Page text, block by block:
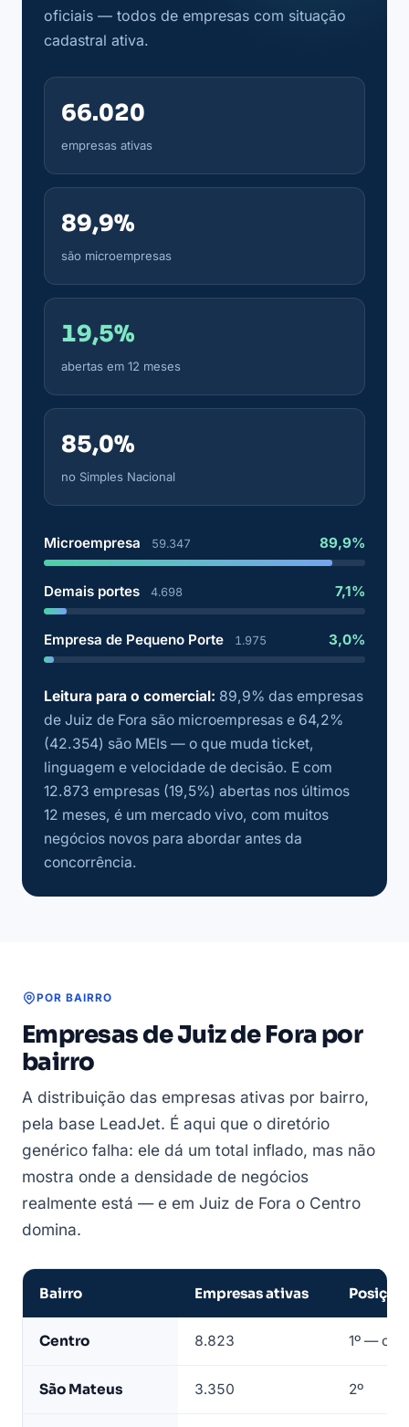
oficiais — todos de empresas com situação
cadastral ativa.
66.020
empresas ativas
89,9%
são microempresas
19,5%
abertas em 12 meses
85,0%
no Simples Nacional
Microempresa 59.347 89,9%
Demais portes 4.698 7,1%
Empresa de Pequeno Porte 1.975 3,0%
Leitura para o comercial: 89,9% das empresas
de Juiz de Fora são microempresas e 64,2%
(42.354) são MEIs — o que muda ticket,
linguagem e velocidade de decisão. E com
12.873 empresas (19,5%) abertas nos últimos
12 meses, é um mercado vivo, com muitos
negócios novos para abordar antes da
concorrência.
POR BAIRRO
Empresas de Juiz de Fora por
bairro
A distribuição das empresas ativas por bairro,
pela base LeadJet. É aqui que o diretório
genérico falha: ele dá um total inflado, mas não
mostra onde a densidade de negócios
realmente está — e em Juiz de Fora o Centro
domina.
Bairro Empresas ativas Posição
Centro 8.823 1º —
São Mateus 3.350 2º